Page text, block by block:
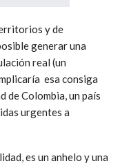
y de
generar una
real (un
esa consiga
de Colombia, un país
urgentes a
es un anhelo y una